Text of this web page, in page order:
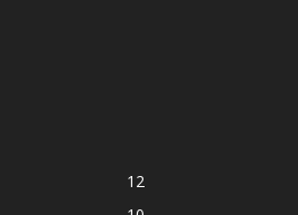
12